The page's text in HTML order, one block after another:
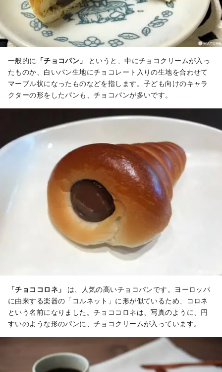
一般的に 「チョコパン」
というと、中にチョコクリームが入っ
たものか、白いパン生地にチョコレート入りの生地を合わせて
マーブル状になったものなどを指します。子ども向けのキャラ
クターの形をしたパンも、チョコパンが多いです。
「チョココロネ」
は、人気の高いチョコパンです。ヨーロッパ
に由来する楽器の「コルネット」に形が似ているため、コロネ
という名前になりました。チョココロネは、写真のように、円
すいのような形のパンに、チョコクリームが入っています。